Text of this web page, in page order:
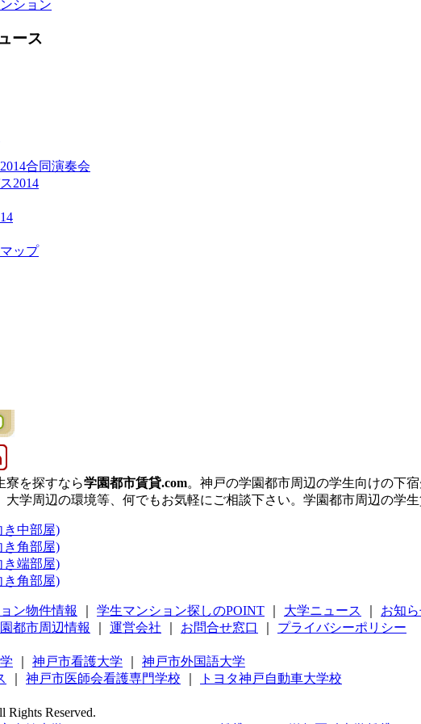
ション
ース
合同演奏会
2014
ップ
寮を探すなら学園都市賃貸.com。神戸の学園都市周辺の学生向けの下
学周辺の環境等、何でもお気軽にご相談下さい。学園都市周辺の学生
き中部屋)
き角部屋)
き端部屋)
き角部屋)
ン物件情報 学生マンション探しのPOINT 大学ニュース
お知
都市周辺情報 運営会社 お問合せ窓口
プライバシーポリシー
神戸市看護大学
神戸市外国語大学
神戸市医師会看護専門学校
トヨタ神戸自動車大学校
Reserved.